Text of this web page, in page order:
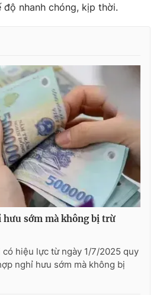
hình Việt Nam
VTV
Thị Mỹ Hạnh, Phạm Quốc Thắng,
độ nhanh chóng, kịp thời.
hưu sớm mà không bị trừ
có hiệu lực từ ngày 1/7/2025 quy
nghỉ hưu sớm mà không bị